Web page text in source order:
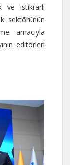
ve istikrarlı
sektörünün
amacıyla
editörleri